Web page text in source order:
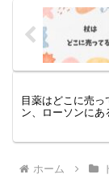
目薬はどこに売
ン、ローソンにあ
ホーム